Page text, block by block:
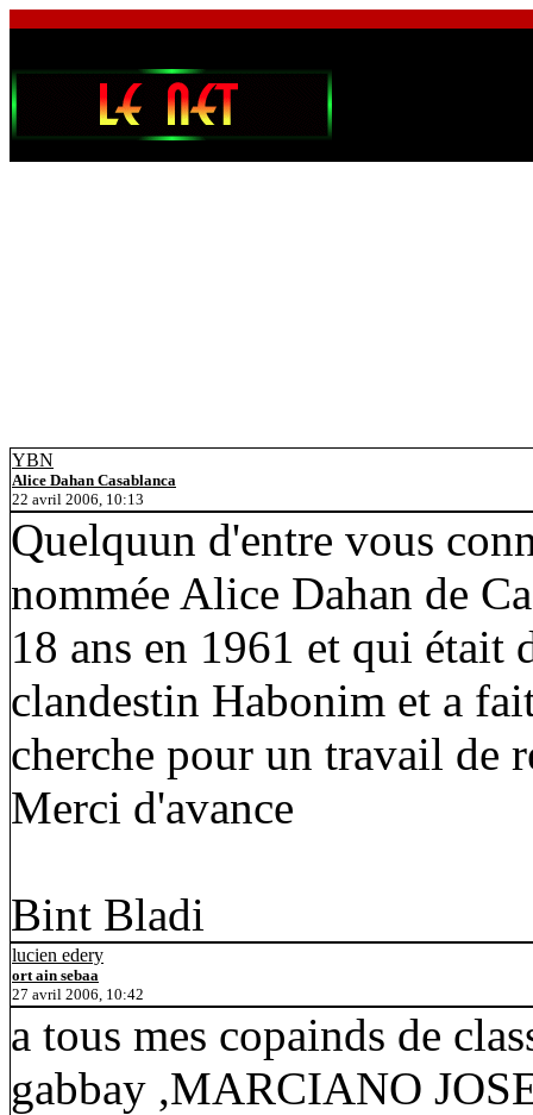
YBN
Alice Dahan Casablanca
22 avril 2006, 10:13
Quelquun d'entre vous
nommée Alice Dahan de
18 ans en 1961 et qui était
clandestin Habonim et a
cherche pour un travail de
Merci d'avance
Bint Bladi
lucien edery
ort ain sebaa
27 avril 2006, 10:42
a tous mes copainds de
gabbay ,MARCIANO